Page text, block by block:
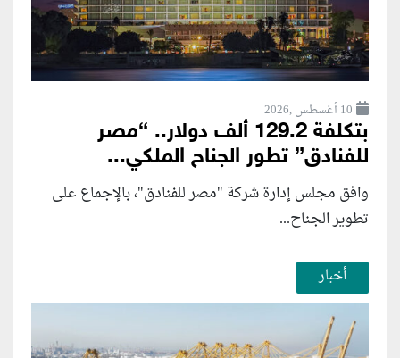
10 أغسطس ,2026
بتكلفة 129.2 ألف دولار.. “مصر
للفنادق” تطور الجناح الملكي...
وافق مجلس إدارة شركة "مصر للفنادق"، بالإجماع على
تطوير الجناح...
أخبار